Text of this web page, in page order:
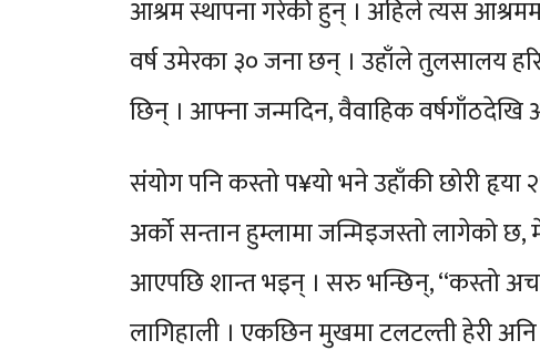
आश्रम स्थापना गरेकी हुन् । अहिले त्यस
वर्ष उमेरका ३० जना छन् । उहाँले तुलसालय
छिन् । आफ्ना जन्मदिन, वैवाहिक
संयोग पनि कस्तो प¥यो भने उहाँकी छोरी
अर्को सन्तान हुम्लामा जन्मिइजस्तो लागेको
आएपछि शान्त भइन् । सरु भन्छिन्, “कस्तो
लागिहाली । एकछिन मुखमा टलटल्ती हेरी